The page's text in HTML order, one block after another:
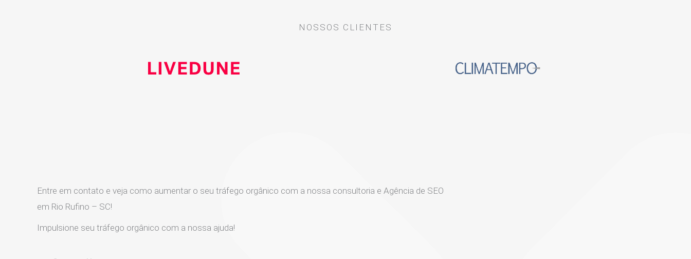
NOSSOS CLIENTES
Entre em contato e veja como aumentar o seu tráfego orgânico com a nossa consultoria e Agência de SEO
em Rio Rufino – SC!
Impulsione seu tráfego orgânico com a nossa ajuda!